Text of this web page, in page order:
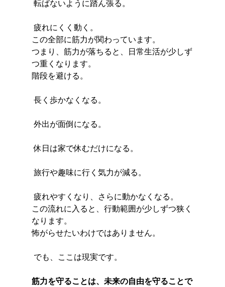
転ばないように踏ん張る。
疲れにくく動く。
この全部に筋力が関わっています。
つまり、筋力が落ちると、日常生活が少しず
つ重くなります。
階段を避ける。
長く歩かなくなる。
外出が面倒になる。
休日は家で休むだけになる。
旅行や趣味に行く気力が減る。
疲れやすくなり、さらに動かなくなる。
この流れに入ると、行動範囲が少しずつ狭く
なります。
怖がらせたいわけではありません。
でも、ここは現実です。
筋力を守ることは、未来の自由を守ることで